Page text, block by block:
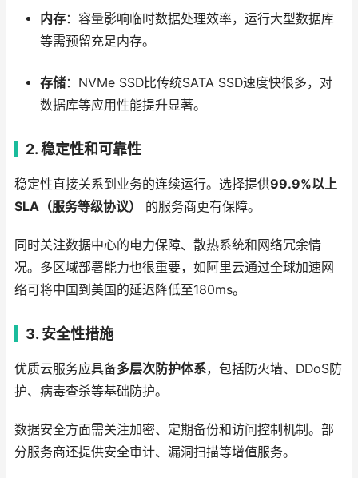
内存：容量影响临时数据处理效率，运行大型数据库
等需预留充足内存。
存储：NVMe SSD比传统SATA SSD速度快很多，对
数据库等应用性能提升显著。
2. 稳定性和可靠性
稳定性直接关系到业务的连续运行。选择提供99.9%以上
SLA（服务等级协议）
的服务商更有保障。
同时关注数据中心的电力保障、散热系统和网络冗余情
况。多区域部署能力也很重要，如阿里云通过全球加速网
络可将中国到美国的延迟降低至180ms。
3. 安全性措施
优质云服务应具备多层次防护体系，包括防火墙、DDoS防
护、病毒查杀等基础防护。
数据安全方面需关注加密、定期备份和访问控制机制。部
分服务商还提供安全审计、漏洞扫描等增值服务。